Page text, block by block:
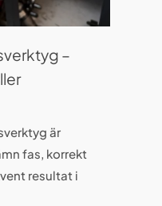
–
är
fas, korrekt
resultat i